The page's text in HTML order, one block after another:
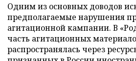
Одним из основных доводов
предполагаемые нарушения
агитационной кампании. В
часть агитационных
распространялась через